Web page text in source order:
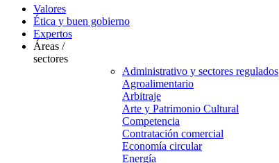
Valores
Ética y buen gobierno
Expertos
Áreas /
sectores
Administrativo y sectores regulados
Agroalimentario
Arbitraje
Arte y Patrimonio Cultural
Competencia
Contratación comercial
Economía circular
Energía